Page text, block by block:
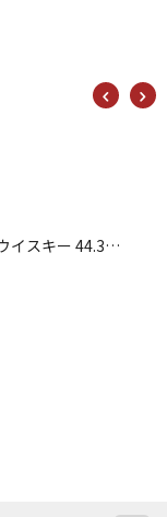
バスカー シングルグレーン アイリッシュ ウイスキー 44.3% 700ML